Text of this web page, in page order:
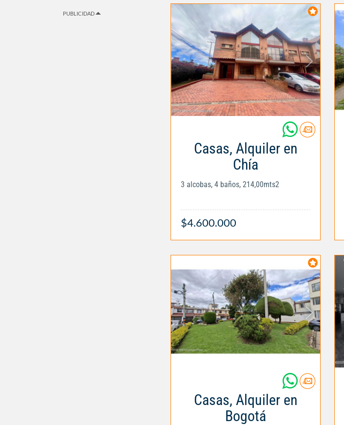
PUBLICIDAD
Casas, Alquiler en
Chía
3 alcobas, 4 baños, 214,00mts2
$4.600.000
Casas, Alquiler en
Bogotá